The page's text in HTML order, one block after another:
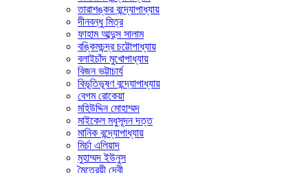
তারাশঙ্কর বন্দ্যোপাধ্যায়
দীনবন্ধু মিত্র
ফাহাম আব্দুস সালাম
বঙ্কিমচন্দ্র চট্টোপাধ্যায়
বলাইচাঁদ মুখোপাধ্যায়
বিজন ভট্টাচার্য
বিভূতিভূষণ বন্দ্যোপাধ্যায়
বেগম রোকেয়া
মহিউদ্দিন মোহাম্মদ
মাইকেল মধুসূদন দত্ত
মানিক বন্দ্যোপাধ্যায়
মির্চা এলিয়াদ
মুহাম্মদ ইউনুস
মৈত্রেয়ী দেবী